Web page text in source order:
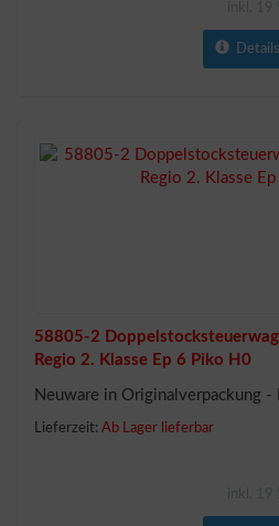
Details
58805-2
Regio 2. Klasse Ep 6 Piko H0
Neuware in Originalverpackung -
Lieferzeit: Ab Lager lieferbar